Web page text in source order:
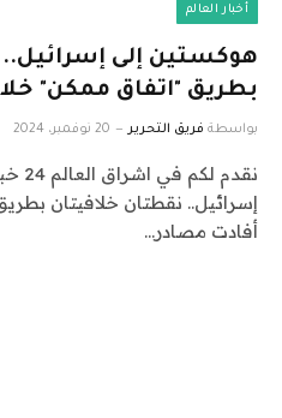
أخبار العالم
هوكستين إلى إسرائيل..
بطريق "اتفاق ممكن"
بواسطة فريق التحرير 20 نوفمبر، 2024
إسرائيل.. نقطتان خلافيتان
أفادت مصادر…